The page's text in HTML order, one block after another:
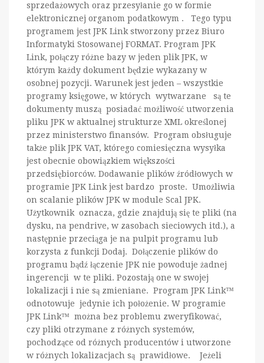
sprzedażowych oraz przesyłanie go w formie
elektronicznej organom podatkowym . Tego typu
programem jest JPK Link stworzony przez Biuro
Informatyki Stosowanej FORMAT. Program JPK
Link, połączy różne bazy w jeden plik JPK, w
którym każdy dokument będzie wykazany w
osobnej pozycji. Warunek jest jeden – wszystkie
programy księgowe, w których wytwarzane są te
dokumenty muszą posiadać możliwość utworzenia
pliku JPK w aktualnej strukturze XML określonej
przez ministerstwo finansów. Program obsługuje
także plik JPK VAT, którego comiesięczna wysyłka
jest obecnie obowiązkiem większości
przedsiębiorców. Dodawanie plików źródłowych w
programie JPK Link jest bardzo proste. Umożliwia
on scalanie plików JPK w module Scal JPK.
Użytkownik oznacza, gdzie znajdują się te pliki (na
dysku, na pendrive, w zasobach sieciowych itd.), a
następnie przeciąga je na pulpit programu lub
korzysta z funkcji Dodaj. Dołączenie plików do
programu bądź łączenie JPK nie powoduje żadnej
ingerencji w te pliki. Pozostają one w swojej
lokalizacji i nie są zmieniane. Program JPK Link™
odnotowuje jedynie ich położenie. W programie
JPK Link™ można bez problemu zweryfikować,
czy pliki otrzymane z różnych systemów,
pochodzące od różnych producentów i utworzone
w różnych lokalizacjach są prawidłowe. Jeżeli